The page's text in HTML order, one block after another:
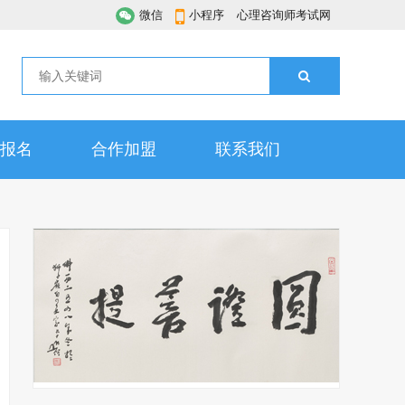
微信 小程序 心理咨询师考试网
名 合作加盟 联系我们